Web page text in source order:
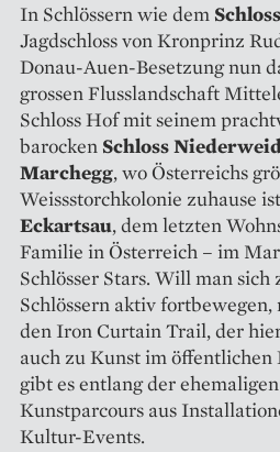
In Schlössern wie dem
Jagdschloss von Kronprinz
Donau-Auen-Besetzung nun
grossen Flusslandschaft
Schloss Hof mit seinem
barocken Schloss
Marchegg, wo Österreichs
Weissstorchkolonie zuhause
Eckartsau, dem letzten
Familie in Österreich – im
Schlösser Stars. Will man sich
Schlössern aktiv
den Iron Curtain Trail, der
auch zu Kunst im
gibt es entlang der
Kunstparcours aus
Kultur-Events.